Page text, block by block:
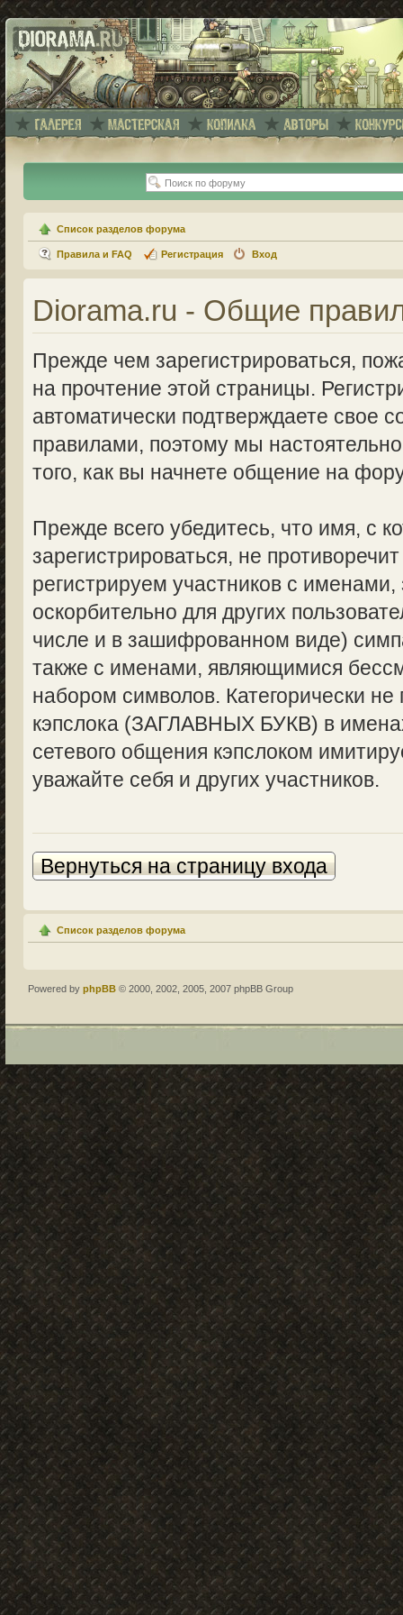
Список разделов форума
Правила и FAQ Регистрация Вход
Diorama.ru - Общие
Прежде чем зарегистрироваться,
на прочтение этой страницы.
автоматически подтверждаете свое
правилами, поэтому мы
того, как вы начнете общение на
Прежде всего убедитесь, что имя, с
зарегистрироваться, не
регистрируем участников с
оскорбительно для других
числе и в зашифрованном виде)
также с именами, являющимися
набором символов. Категорически не
кэпслока (ЗАГЛАВНЫХ БУКВ) в
сетевого общения кэпслоком
уважайте себя и других участников.
Вернуться на страницу входа
Список разделов форума
Powered by phpBB © 2000, 2002, 2005, 2007 phpBB Group